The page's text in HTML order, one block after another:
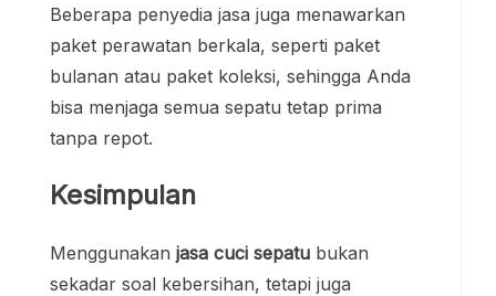
Beberapa penyedia jasa juga menawarkan
paket perawatan berkala, seperti paket
bulanan atau paket koleksi, sehingga Anda
bisa menjaga semua sepatu tetap prima
tanpa repot.
Kesimpulan
Menggunakan jasa cuci sepatu bukan
sekadar soal kebersihan, tetapi juga